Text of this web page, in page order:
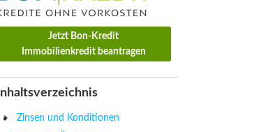
Jetzt Bon-Kredit
Immobilienkredit beantragen
Inhaltsverzeichnis
Zinsen und Konditionen